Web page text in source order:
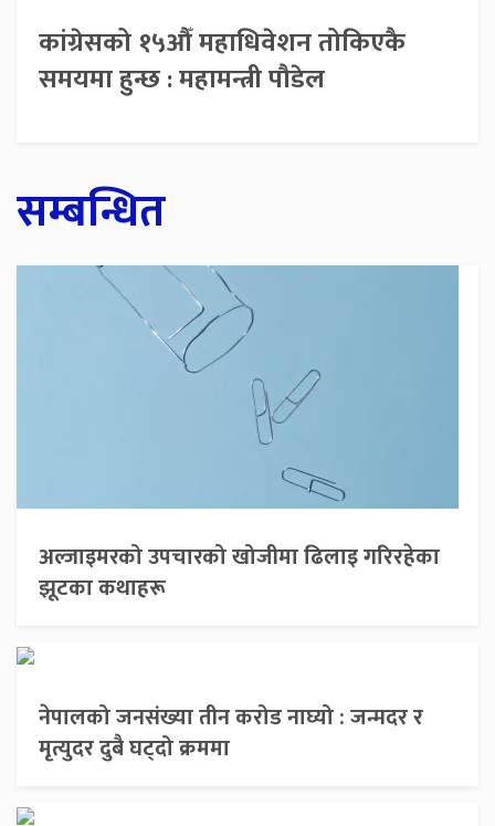
कांग्रेसको १५औँ महाधिवेशन तोकिएकै
समयमा हुन्छ : महामन्त्री पौडेल
सम्बन्धित
अल्जाइमरको उपचारको खोजीमा ढिलाइ गरिरहेका
झूटका कथाहरू
नेपालको जनसंख्या तीन करोड नाघ्यो : जन्मदर र
मृत्युदर दुबै घट्दो क्रममा